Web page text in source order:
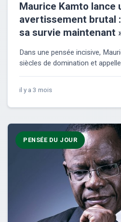
Maurice Kamto lance
avertissement brutal :
sa survie maintenant
Dans une pensée incisive,
siècles de domination et appelle
il y a 3 mois
PENSÉE DU JOUR